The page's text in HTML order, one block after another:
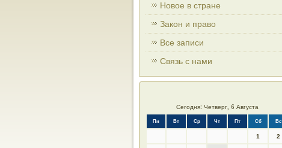
Новое в стране
Закон и право
Все записи
Связь с нами
Сегодня: Четверг, 6 Августа
Пн Вт Ср Чт Пт Сб Вс
1 2